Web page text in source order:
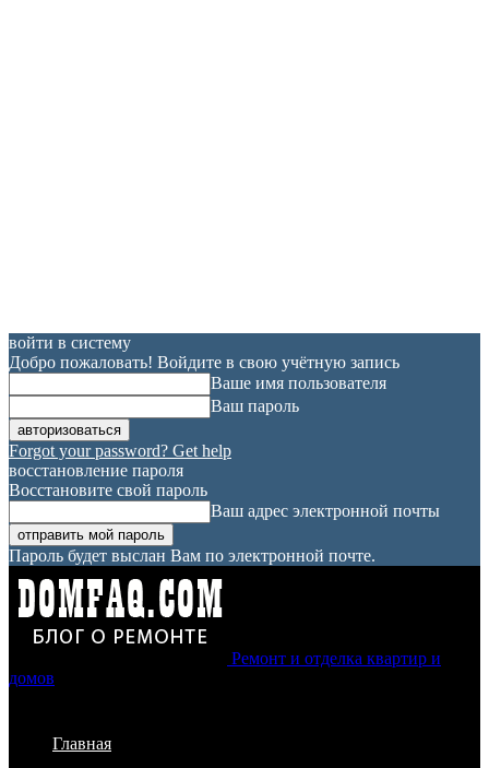
войти в систему
Добро пожаловать! Войдите в свою учётную запись
Ваше имя пользователя
Ваш пароль
Forgot your password? Get help
восстановление пароля
Восстановите свой пароль
Ваш адрес электронной почты
Пароль будет выслан Вам по электронной почте.
Ремонт и отделка квартир и
домов
Главная